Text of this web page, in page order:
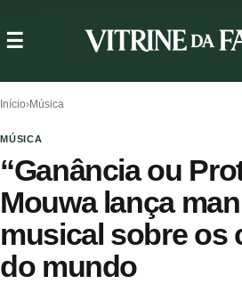
Início›Música
MÚSICA
“Ganância ou
Mouwa lança
musical sobre os
do mundo